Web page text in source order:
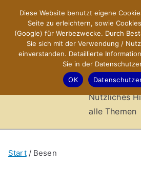
springen
X-
–
Nützliches
alle Themen
Start Besen
Diese Website benutzt eigene
Seite zu erleichtern, sowie
(Google) für Werbezwecke. Durch
Sie sich mit der Verwendung /
einverstanden. Detaillierte
Sie in der
OK